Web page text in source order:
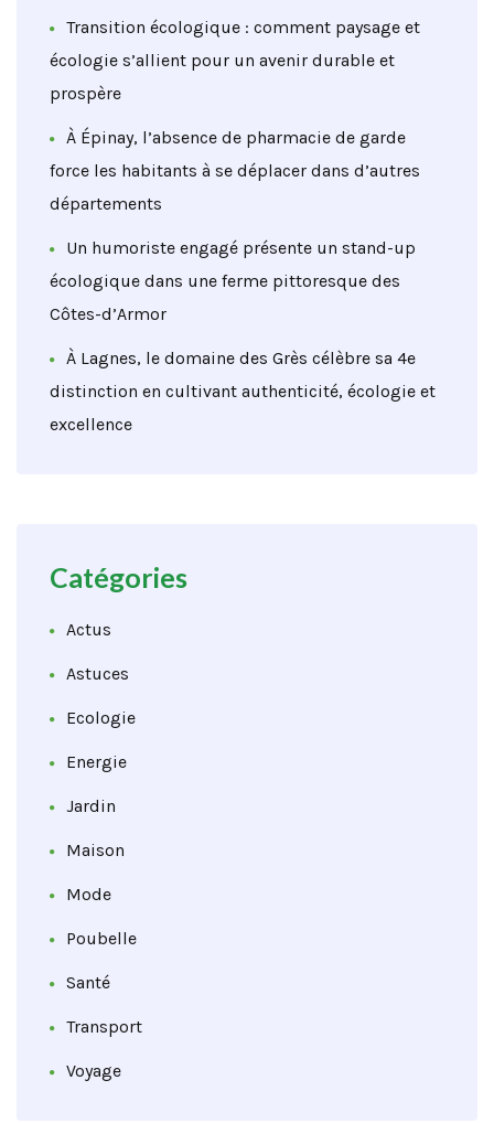
Transition écologique : comment paysage et
écologie s’allient pour un avenir durable et
prospère
À Épinay, l’absence de pharmacie de garde
force les habitants à se déplacer dans d’autres
départements
Un humoriste engagé présente un stand-up
écologique dans une ferme pittoresque des
Côtes-d’Armor
À Lagnes, le domaine des Grès célèbre sa 4e
distinction en cultivant authenticité, écologie et
excellence
Catégories
Actus
Astuces
Ecologie
Energie
Jardin
Maison
Mode
Poubelle
Santé
Transport
Voyage